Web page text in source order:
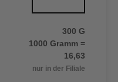
300 G
1000 Gramm =
16,63
nur in der Filiale